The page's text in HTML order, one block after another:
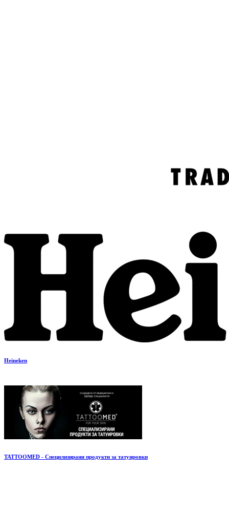
Heineken
TATTOOMED - Специлизирани продукти за татуировки